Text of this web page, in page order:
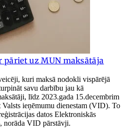
pāriet uz MUN maksātāja
kuri maksā nodokli vispārējā
savu darbību jau kā
līdz 2023.gada 15.decembrim
ieņēmumu dienestam (VID). To
datos Elektroniskās
norāda VID pārstāvji.